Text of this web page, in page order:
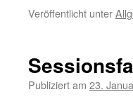
Veröffentlicht unter
Publiziert am 23.